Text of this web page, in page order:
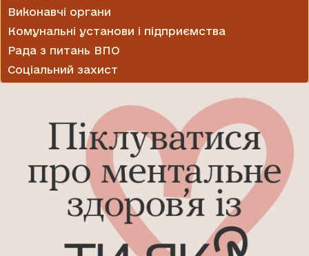
Виконавчі органи
Комунальні установи і підприємства
Рада з питань ВПО
Соціальний захист